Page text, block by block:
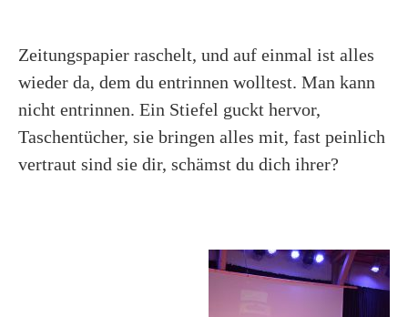
Zeitungspapier raschelt, und auf einmal ist alles
wieder da, dem du entrinnen wolltest. Man kann
nicht entrinnen. Ein Stiefel guckt hervor,
Taschentücher, sie bringen alles mit, fast peinlich
vertraut sind sie dir, schämst du dich ihrer?